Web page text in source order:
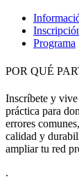
Programa
POR QUÉ
Inscríbete y
práctica para
errores
calidad y
ampliar tu red
.